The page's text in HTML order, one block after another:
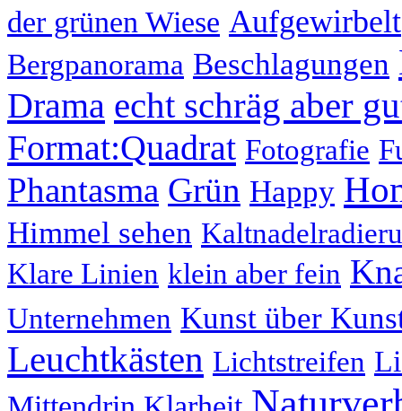
der grünen Wiese Aufgewirbelt
Bergpanorama Beschlagungen
Drama echt schräg aber
Format:Quadrat Fotografie
Phantasma Grün Happy
Himmel sehen
Klare Linien klein aber fein
Unternehmen Kunst über
Leuchtkästen Lichtstreifen